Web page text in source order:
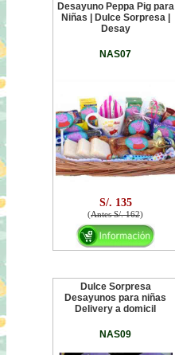
Desayuno Peppa Pig para
Niñas | Dulce Sorpresa |
Desay
NAS07
S/. 135
(Antes S/. 162)
Dulce Sorpresa
Desayunos para niñas
Delivery a domicil
NAS09